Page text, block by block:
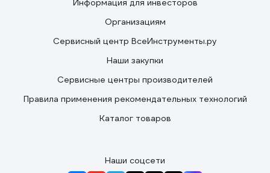
Информация для инвесторов
Организациям
Сервисный центр ВсеИнструменты.ру
Наши закупки
Сервисные центры производителей
Правила применения рекомендательных технологий
Каталог товаров
Наши соцсети